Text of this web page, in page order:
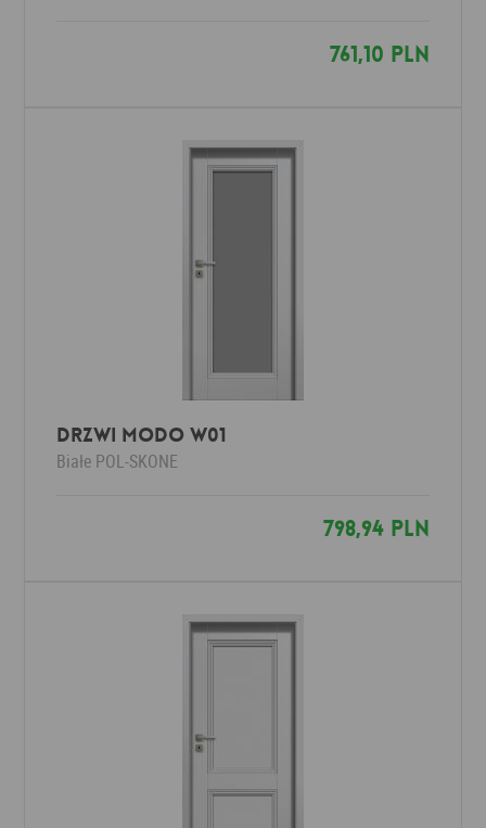
761,10 PLN
Drzwi MODO W01
Białe POL-SKONE
798,94 PLN